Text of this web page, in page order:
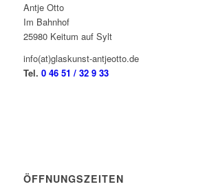
Antje Otto
Im Bahnhof
25980 Keitum auf Sylt
info(at)glaskunst-antjeotto.de
Tel. 0 46 51 / 32 9 33
ÖFFNUNGSZEITEN